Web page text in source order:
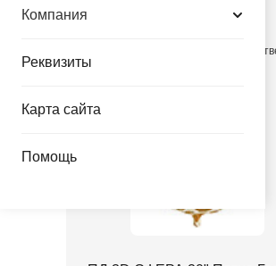
Компания
Реквизиты
Карта сайта
Помощь
299.00 руб.
в достаточном